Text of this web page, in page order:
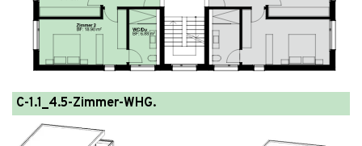
C-1.1_4.5-Zimmer-WHG.